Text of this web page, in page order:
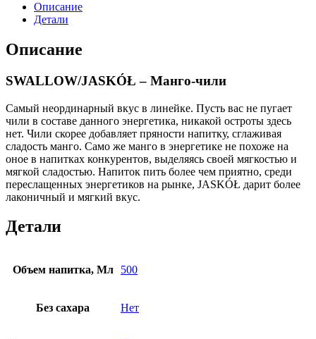
Описание
Детали
Описание
SWALLOW/JASKÓŁ – Манго-чили
Самый неординарный вкус в линейке. Пусть вас не пугает
чили в составе данного энергетика, никакой остроты здесь
нет. Чили скорее добавляет пряности напитку, сглаживая
сладость манго. Само же манго в энергетике не похоже на
оное в напитках конкурентов, выделяясь своей мягкостью и
мягкой сладостью. Напиток пить более чем приятно, среди
переслащенных энергетиков на рынке, JASKÓŁ дарит более
лаконичный и мягкий вкус.
Детали
Объем напитка, Мл 500
Без сахара Нет